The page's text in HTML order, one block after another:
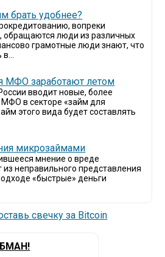
брать удобнее?
вопреки
люди из различных
грамотные люди знают, что
МФО заработают летом
вводит новые, более
в секторе «займ для
этого вида будет составлять
микрозаймами
мнение о вреде
неправильного представления
«быстрые» деньги